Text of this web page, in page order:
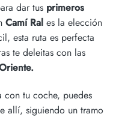
dar tus primeros
Camí Ral es la elección
esta ruta es perfecta
te deleitas con las
con tu coche, puedes
allí, siguiendo un tramo